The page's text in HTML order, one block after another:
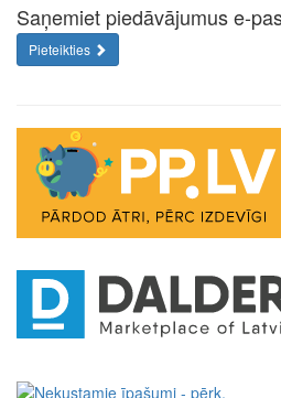
Saņemiet piedāvājumus e-
Pieteikties